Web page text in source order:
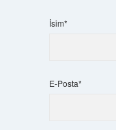
İsim*
E-Posta*